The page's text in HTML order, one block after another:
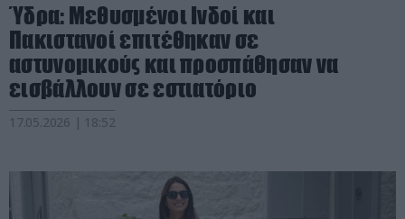
Ύδρα: Μεθυσμένοι Ινδοί και
Πακιστανοί επιτέθηκαν σε
αστυνομικούς και προσπάθησαν να
εισβάλλουν σε εστιατόριο
17.05.2026 | 18:52